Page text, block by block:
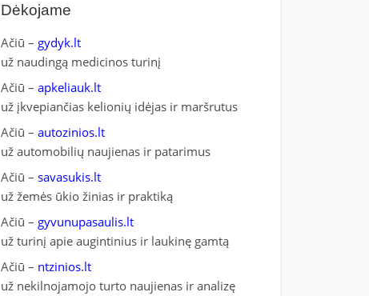
Dėkojame
Ačiū – gydyk.lt
už naudingą medicinos turinį
Ačiū – apkeliauk.lt
už įkvepiančias kelionių idėjas ir maršrutus
Ačiū – autozinios.lt
už automobilių naujienas ir patarimus
Ačiū – savasukis.lt
už žemės ūkio žinias ir praktiką
Ačiū – gyvunupasaulis.lt
už turinį apie augintinius ir laukinę gamtą
Ačiū – ntzinios.lt
už nekilnojamojo turto naujienas ir analizę